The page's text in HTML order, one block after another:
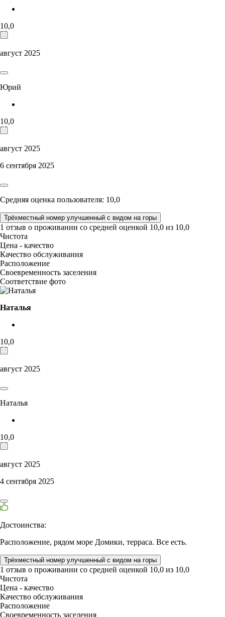
10,0
август 2025
Юрий
10,0
август 2025
6 сентября 2025
Средняя оценка пользователя: 10,0
Трёхместный номер улучшенный с видом на горы
1 отзыв о проживании со средней оценкой 10,0 из 10,0
Чистота
Цена - качество
Качество обслуживания
Расположение
Своевременность заселения
Соответствие фото
Наталья
10,0
август 2025
Наталья
10,0
август 2025
4 сентября 2025
Достоинства:
Расположение, рядом море Домики, терраса. Все есть.
Трёхместный номер улучшенный с видом на горы
1 отзыв о проживании со средней оценкой 10,0 из 10,0
Чистота
Цена - качество
Качество обслуживания
Расположение
Своевременность заселения